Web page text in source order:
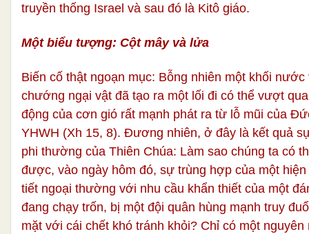
truyền thống Israel và sau đó là Kitô giáo.
Một biểu tượng: Cột mây và lửa
Biến cố thật ngoạn mục: Bỗng nhiên một khối nước
chướng ngại vật đã tạo ra một lối đi có thể vượt
động của cơn gió rất mạnh phát ra từ lỗ mũi của
YHWH (Xh 15, 8). Đương nhiên, ở đây là kết quả
phi thường của Thiên Chúa: Làm sao chúng ta có
được, vào ngày hôm đó, sự trùng hợp của một
tiết ngoại thường với nhu cầu khẩn thiết của một
đang chạy trốn, bị một đội quân hùng mạnh truy
mặt với cái chết khó tránh khỏi? Chỉ có một nguyên